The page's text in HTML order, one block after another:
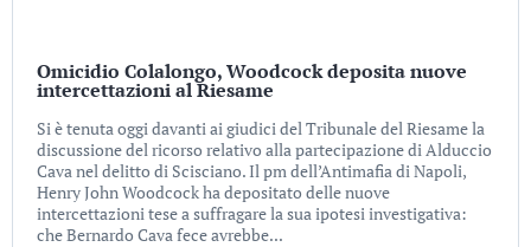
Omicidio Colalongo, Woodcock deposita nuove
intercettazioni al Riesame
Si è tenuta oggi davanti ai giudici del Tribunale del Riesame la
discussione del ricorso relativo alla partecipazione di Alduccio
Cava nel delitto di Scisciano. Il pm dell’Antimafia di Napoli,
Henry John Woodcock ha depositato delle nuove
intercettazioni tese a suffragare la sua ipotesi investigativa:
che Bernardo Cava fece avrebbe...